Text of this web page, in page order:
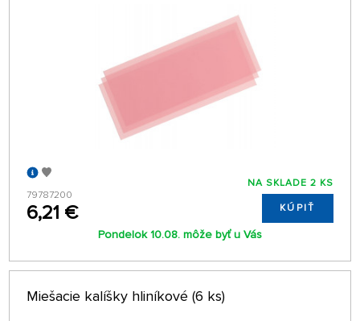
79787200
6,21 €
NA SKLADE 2 KS
KÚPIŤ
Pondelok 10.08. môže byť u Vás
Miešacie kalíšky hliníkové (6 ks)